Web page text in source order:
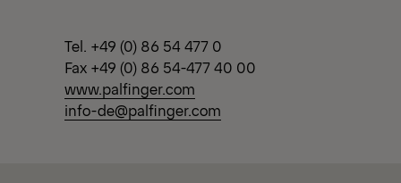
Tel. +49 (0) 86 54 477 0
Fax +49 (0) 86 54-477 40 00
www.palfinger.com
info-de@palfinger.com